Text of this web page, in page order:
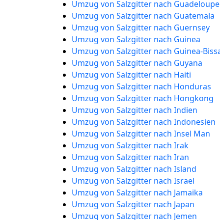
Umzug von Salzgitter nach Guadeloupe
Umzug von Salzgitter nach Guatemala
Umzug von Salzgitter nach Guernsey
Umzug von Salzgitter nach Guinea
Umzug von Salzgitter nach Guinea-
Umzug von Salzgitter nach Guyana
Umzug von Salzgitter nach Haiti
Umzug von Salzgitter nach Honduras
Umzug von Salzgitter nach Hongkong
Umzug von Salzgitter nach Indien
Umzug von Salzgitter nach Indonesien
Umzug von Salzgitter nach Insel Man
Umzug von Salzgitter nach Irak
Umzug von Salzgitter nach Iran
Umzug von Salzgitter nach Island
Umzug von Salzgitter nach Israel
Umzug von Salzgitter nach Jamaika
Umzug von Salzgitter nach Japan
Umzug von Salzgitter nach Jemen